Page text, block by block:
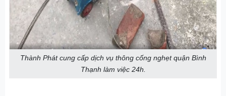
Thành Phát cung cấp dịch vụ thông cống nghẹt quận Bình
Thạnh làm việc 24h.